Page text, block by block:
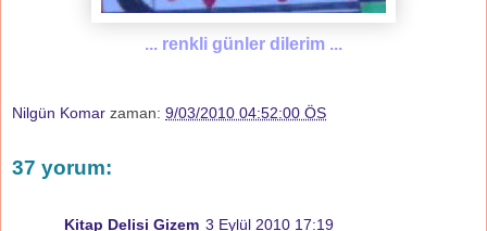
... renkli günler dilerim ...
Nilgün Komar zaman: 9/03/2010 04:52:00 ÖS
37 yorum:
Kitap Delisi Gizem 3 Eylül 2010 17:19